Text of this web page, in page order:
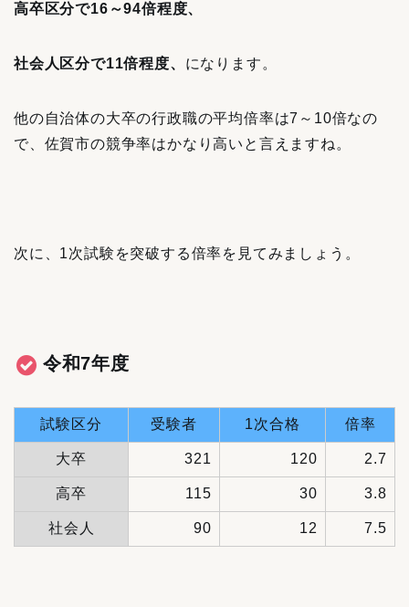
高卒区分で16～94倍程度、
社会人区分で11倍程度、 になります。
他の自治体の大卒の行政職の平均倍率は7～10倍なの
で、佐賀市の競争率はかなり高いと言えますね。
次に、1次試験を突破する倍率を見てみましょう。
令和7年度
試験区分 受験者 1次合格 倍率
大卒 321 120 2.7
高卒 115 30 3.8
社会人 90 12 7.5